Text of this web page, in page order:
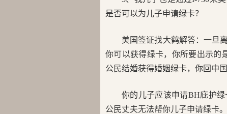
是否可以为儿子申请绿卡？
美国签证找大鹤解答：一旦
你可以获得绿卡，你所要出示的
公民结婚获得婚姻绿卡，你回中国
你的儿子应该申请BH庇护
公民丈夫无法帮你儿子申请绿卡。